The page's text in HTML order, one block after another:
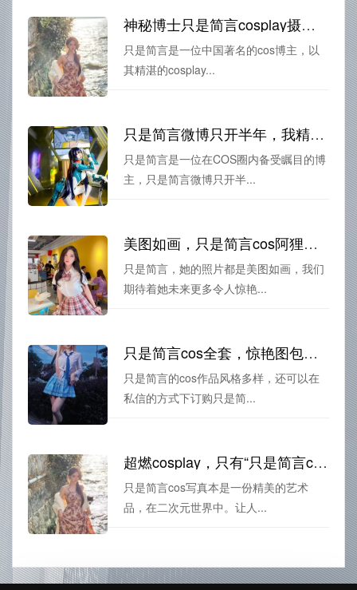
神秘博士只是简言cosplay摄影代表
只是简言是一位中国著名的cos博主，以
其精湛的cosplay...
只是简言微博只开半年，我精选了最棒的cos照片。
只是简言是一位在COS圈内备受瞩目的博
主，只是简言微博只开半...
美图如画，只是简言cos阿狸原图大曝光；
只是简言，她的照片都是美图如画，我们
期待着她未来更多令人惊艳...
只是简言cos全套，惊艳图包等你拿
只是简言的cos作品风格多样，还可以在
私信的方式下订购只是简...
超燃cosplay，只有“只是简言cos写真本”——只是简言cos写真本cos图片分享
只是简言cos写真本是一份精美的艺术
品，在二次元世界中。让人...